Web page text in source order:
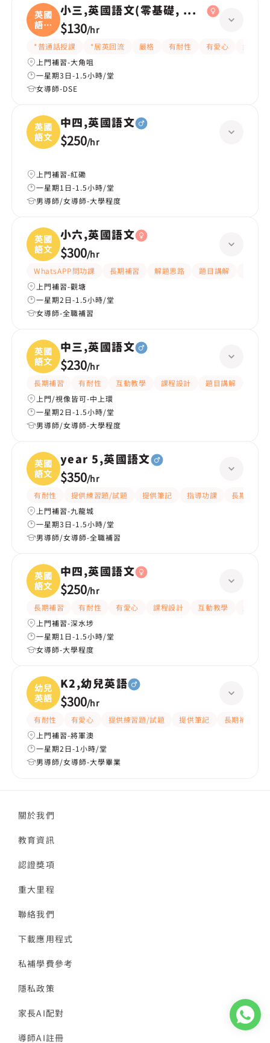
英國
語文
(
小三,英國語文(零基礎, 會話)
$130/hr
*普通話授課 *居英回流 嚴格 有耐性 有愛心
細心
上門補習-大角咀
一星期3日-1.5小時/堂
女導師-DSE
英國
語文
中四,英國語文
$250/hr
上門補習-紅磡
一星期1日-1.5小時/堂
男導師/女導師-大學程度
英國
語文
小六,英國語文
$300/hr
WhatsAPP問功課 長期補習 解題思路 題目講解
上門補習-觀塘
一星期2日-1.5小時/堂
女導師-全職補習
英國
語文
中三,英國語文
$230/hr
長期補習 有耐性 互動教學 課程設計 題目講解
上門/視像皆可-中上環
一星期2日-1.5小時/堂
男導師/女導師-大學程度
英國
語文
year 5,英國語文
$350/hr
有耐性 提供練習題/試題 提供筆記 指導功課
長期補習
上門補習-九龍城
一星期3日-1.5小時/堂
男導師/女導師-全職補習
英國
語文
中四,英國語文
$250/hr
長期補習 有耐性 有愛心 課程設計 互動教學
題目講
上門補習-深水埗
一星期1日-1.5小時/堂
女導師-大學程度
幼兒
英語
K2,幼兒英語
$300/hr
有耐性 有愛心 提供練習題/試題 提供筆記
長期補習
上門補習-將軍澳
一星期2日-1小時/堂
男導師/女導師-大學畢業
關於我們
教育資訊
認證獎項
重大里程
聯絡我們
下載應用程式
私補學費參考
隱私政策
家長AI配對
導師AI註冊